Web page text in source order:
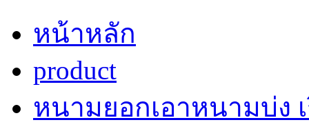
หน้าหลัก
product
หนามยอกเอาหนามบ่ง